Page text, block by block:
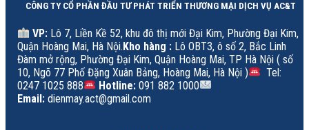
CÔNG TY CỔ PHẦN ĐẦU TƯ PHÁT TRIỂN THƯƠNG MẠI DỊCH VỤ AC&T
VP: Lô 7, Liền Kề 52, khu đô thị mới Đại Kim, Phường Đại Kim,
Quận Hoàng Mai, Hà Nội.Kho hàng : Lô OBT3, ô số 2, Bắc Linh
Đàm mở rộng, Phường Đại Kim, Quận Hoàng Mai, TP Hà Nội ( số
10, Ngõ 77 Phố Đặng Xuân Bảng, Hoàng Mai, Hà Nội )
Tel:
0247 1025 888
Hotline:091 882 1000
Email: dienmay.act@gmail.com